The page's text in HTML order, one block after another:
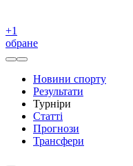
+1
обране
Новини спорту
Результати
Турніри
Статті
Прогнози
Трансфери